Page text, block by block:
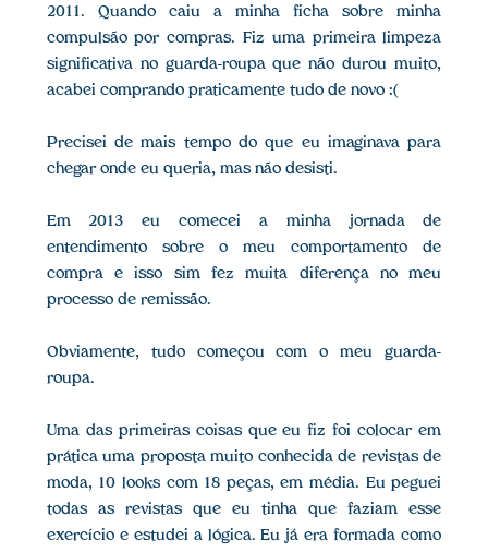
2011. Quando caiu a minha ficha sobre minha
compulsão por compras. Fiz uma primeira limpeza
significativa no guarda-roupa que não durou muito,
acabei comprando praticamente tudo de novo :(
Precisei de mais tempo do que eu imaginava para
chegar onde eu queria, mas não desisti.
Em 2013 eu comecei a minha jornada de
entendimento sobre o meu comportamento de
compra e isso sim fez muita diferença no meu
processo de remissão.
Obviamente, tudo começou com o meu guarda-
roupa.
Uma das primeiras coisas que eu fiz foi colocar em
prática uma proposta muito conhecida de revistas de
moda, 10 looks com 18 peças, em média. Eu peguei
todas as revistas que eu tinha que faziam esse
exercício e estudei a lógica. Eu já era formada como